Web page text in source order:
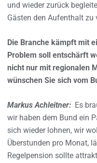
und wieder zurück
Gästen den Aufenthalt zu
Die Branche kämpft mit
Problem soll entschärft
nicht nur mit regionalen
wünschen Sie sich vom
Markus Achleitner: Es
wir haben dem Bund ein
sich wieder lohnen, wir
Überstunden pro Monat,
Regelpension sollte